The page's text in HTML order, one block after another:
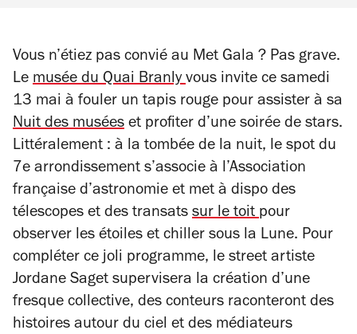
Vous n’étiez pas convié au Met Gala ? Pas grave.
Le musée du Quai Branlyvous invite ce samedi
13 mai à fouler un tapis rouge pour assister à sa
Nuit des musées et profiter d’une soirée de stars.
Littéralement : à la tombée de la nuit, le spot du
7e arrondissement s’associe à l’Association
française d’astronomie et met à dispo des
télescopes et des transats sur le toitpour
observer les étoiles et chiller sous la Lune. Pour
compléter ce joli programme, le street artiste
Jordane Saget supervisera la création d’une
fresque collective, des conteurs raconteront des
histoires autour du ciel et des médiateurs